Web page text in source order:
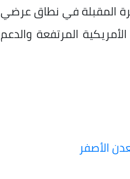
المقبلة في نطاق عرضي
المرتفعة والدعم
الأصفر